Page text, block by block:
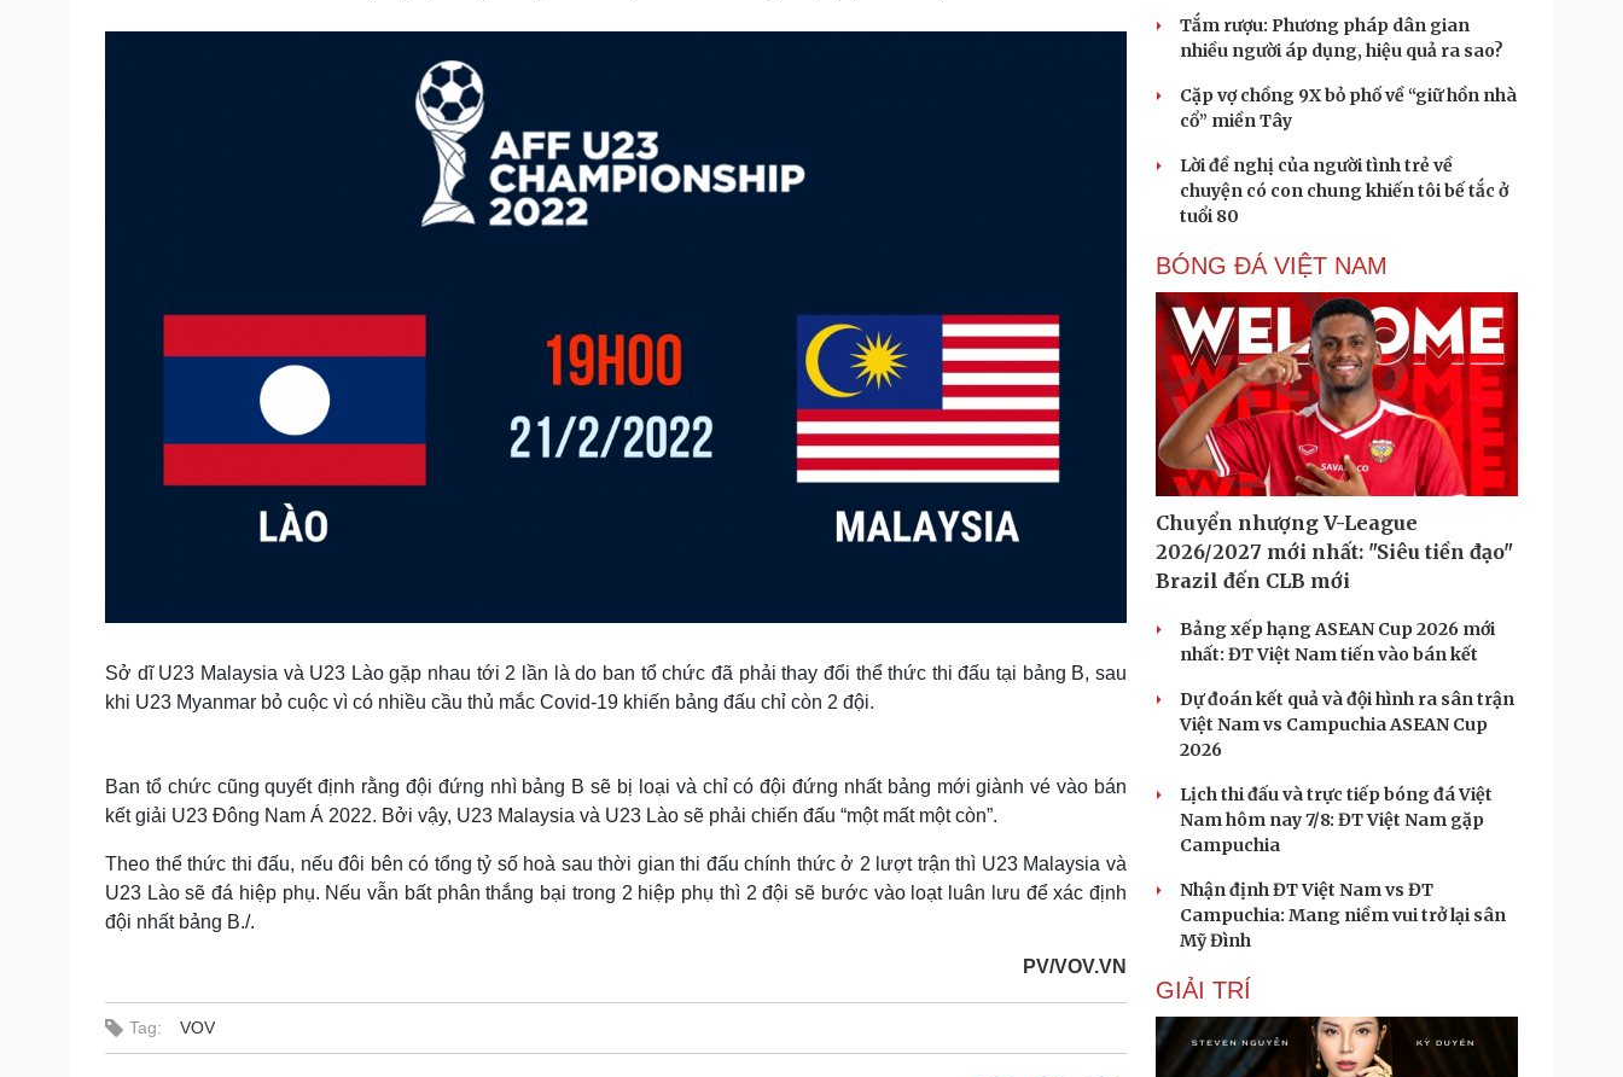
Sở dĩ U23 Malaysia và U23 Lào gặp nhau tới 2 lần là do ban tổ chức đã phải thay đổi thể thức thi đấu tại bảng B, sau
khi U23 Myanmar bỏ cuộc vì có nhiều cầu thủ mắc Covid-19 khiến bảng đấu chỉ còn 2 đội.
Ban tổ chức cũng quyết định rằng đội đứng nhì bảng B sẽ bị loại và chỉ có đội đứng nhất bảng mới giành vé vào bán
kết giải U23 Đông Nam Á 2022. Bởi vậy, U23 Malaysia và U23 Lào sẽ phải chiến đấu “một mất một còn”.
Theo thể thức thi đấu, nếu đôi bên có tổng tỷ số hoà sau thời gian thi đấu chính thức ở 2 lượt trận thì U23 Malaysia và
U23 Lào sẽ đá hiệp phụ. Nếu vẫn bất phân thắng bại trong 2 hiệp phụ thì 2 đội sẽ bước vào loạt luân lưu để xác định
đội nhất bảng B./.
PV/VOV.VN
Tag: VOV
Tắm rượu: Phương pháp dân gian
nhiều người áp dụng, hiệu quả ra sao?
Cặp vợ chồng 9X bỏ phố về “giữ hồn nhà
cổ” miền Tây
Lời đề nghị của người tình trẻ về
chuyện có con chung khiến tôi bế tắc ở
tuổi 80
BÓNG ĐÁ VIỆT NAM
Chuyển nhượng V-League
2026/2027 mới nhất: "Siêu tiền đạo"
Brazil đến CLB mới
Bảng xếp hạng ASEAN Cup 2026 mới
nhất: ĐT Việt Nam tiến vào bán kết
Dự đoán kết quả và đội hình ra sân trận
Việt Nam vs Campuchia ASEAN Cup
2026
Lịch thi đấu và trực tiếp bóng đá Việt
Nam hôm nay 7/8: ĐT Việt Nam gặp
Campuchia
Nhận định ĐT Việt Nam vs ĐT
Campuchia: Mang niềm vui trở lại sân
Mỹ Đình
GIẢI TRÍ